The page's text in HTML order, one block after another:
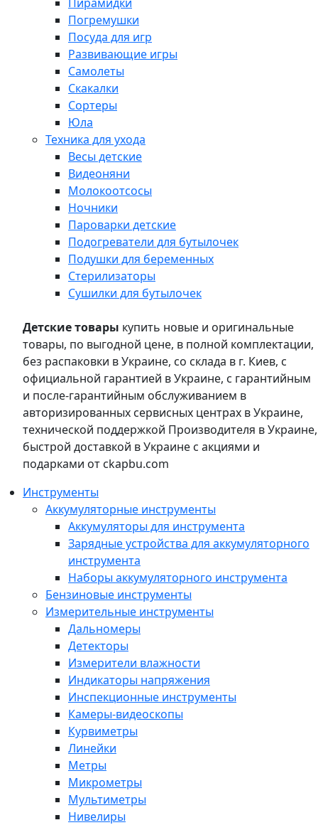
Погремушки
Посуда для игр
Развивающие игры
Самолеты
Скакалки
Сортеры
Юла
Техника для ухода
Весы детские
Видеоняни
Молокоотсосы
Ночники
Пароварки детские
Подогреватели для бутылочек
Подушки для беременных
Стерилизаторы
Сушилки для бутылочек
Детские товары купить новые и оригинальные
товары, по выгодной цене, в полной комплектации,
без распаковки в Украине, со склада в г. Киев, с
официальной гарантией в Украине, с гарантийным
и после-гарантийным обслуживанием в
авторизированных сервисных центрах в Украине,
технической поддержкой Производителя в Украине,
быстрой доставкой в Украине с акциями и
подарками от ckapbu.com
Инструменты
Аккумуляторные инструменты
Аккумуляторы для инструмента
Зарядные устройства для аккумуляторного
инструмента
Наборы аккумуляторного инструмента
Бензиновые инструменты
Измерительные инструменты
Дальномеры
Детекторы
Измерители влажности
Индикаторы напряжения
Инспекционные инструменты
Камеры-видеоскопы
Курвиметры
Линейки
Метры
Микрометры
Мультиметры
Нивелиры